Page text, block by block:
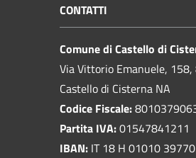
CONTATTI
Comune di Castello di
Via Vittorio Emanuele,
Castello di Cisterna NA
Codice Fiscale:
Partita IVA:01547841211
IBAN: IT 18 H 01010 39770